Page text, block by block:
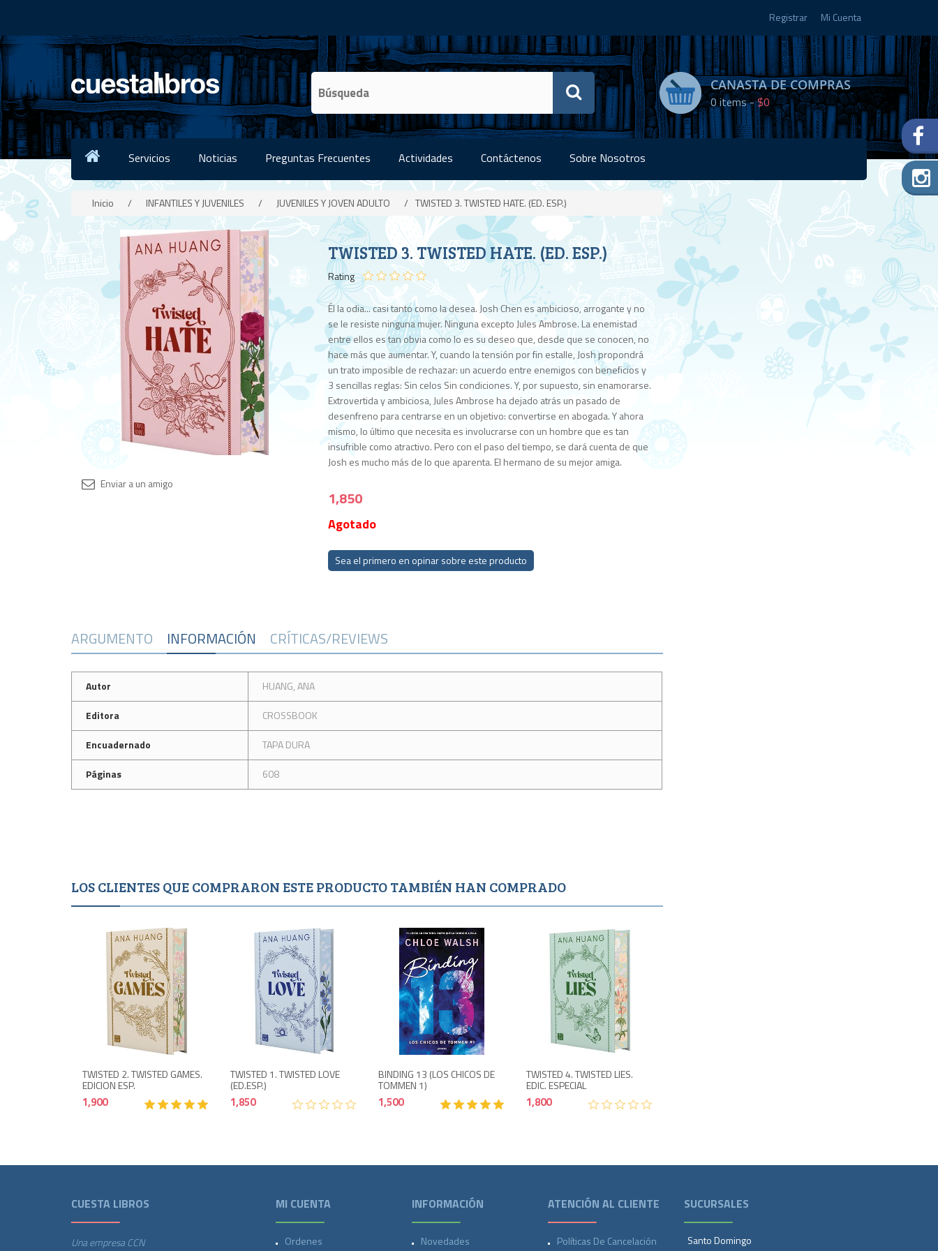
Registrar Mi Cuenta
CANASTA DE COMPRAS
0items -$0
Servicios Noticias Preguntas Frecuentes Actividades Contáctenos Sobre Nosotros
Inicio / INFANTILES Y JUVENILES / JUVENILES Y JOVEN ADULTO / TWISTED 3. TWISTED HATE. (ED. ESP.)
TWISTED 3. TWISTED HATE. (ED. ESP.)
Rating
Él la odia... casi tanto como la desea. Josh Chen es ambicioso, arrogante y no
se le resiste ninguna mujer. Ninguna excepto Jules Ambrose. La enemistad
entre ellos es tan obvia como lo es su deseo que, desde que se conocen, no
hace más que aumentar. Y, cuando la tensión por fin estalle, Josh propondrá
un trato imposible de rechazar: un acuerdo entre enemigos con beneficios y
3 sencillas reglas: Sin celos Sin condiciones. Y, por supuesto, sin enamorarse.
Extrovertida y ambiciosa, Jules Ambrose ha dejado atrás un pasado de
desenfreno para centrarse en un objetivo: convertirse en abogada. Y ahora
mismo, lo último que necesita es involucrarse con un hombre que es tan
insufrible como atractivo. Pero con el paso del tiempo, se dará cuenta de que
Josh es mucho más de lo que aparenta. El hermano de su mejor amiga.
Disponibilidad:
Agotado
1,850
Agotado
Sea el primero en opinar sobre este producto
ARGUMENTO INFORMACIÓN CRÍTICAS/REVIEWS
Autor
HUANG, ANA
Editora
CROSSBOOK
Encuadernado
TAPA DURA
Páginas
608
LOS CLIENTES QUE COMPRARON ESTE PRODUCTO TAMBIÉN HAN COMPRADO
TWISTED 2. TWISTED GAMES.
EDICION ESP.
1,900
1,850
TWISTED 1. TWISTED LOVE
(ED.ESP.)
1,850
Agotado
BINDING 13 (LOS CHICOS DE
TOMMEN 1)
1,500
TWISTED 4. TWISTED LIES.
EDIC. ESPECIAL
1,800
CUESTA LIBROS
Una empresa CCN
MI CUENTA
Ordenes
INFORMACIÓN
Novedades
ATENCIÓN AL CLIENTE
Políticas De Cancelación
SUCURSALES
Santo Domingo